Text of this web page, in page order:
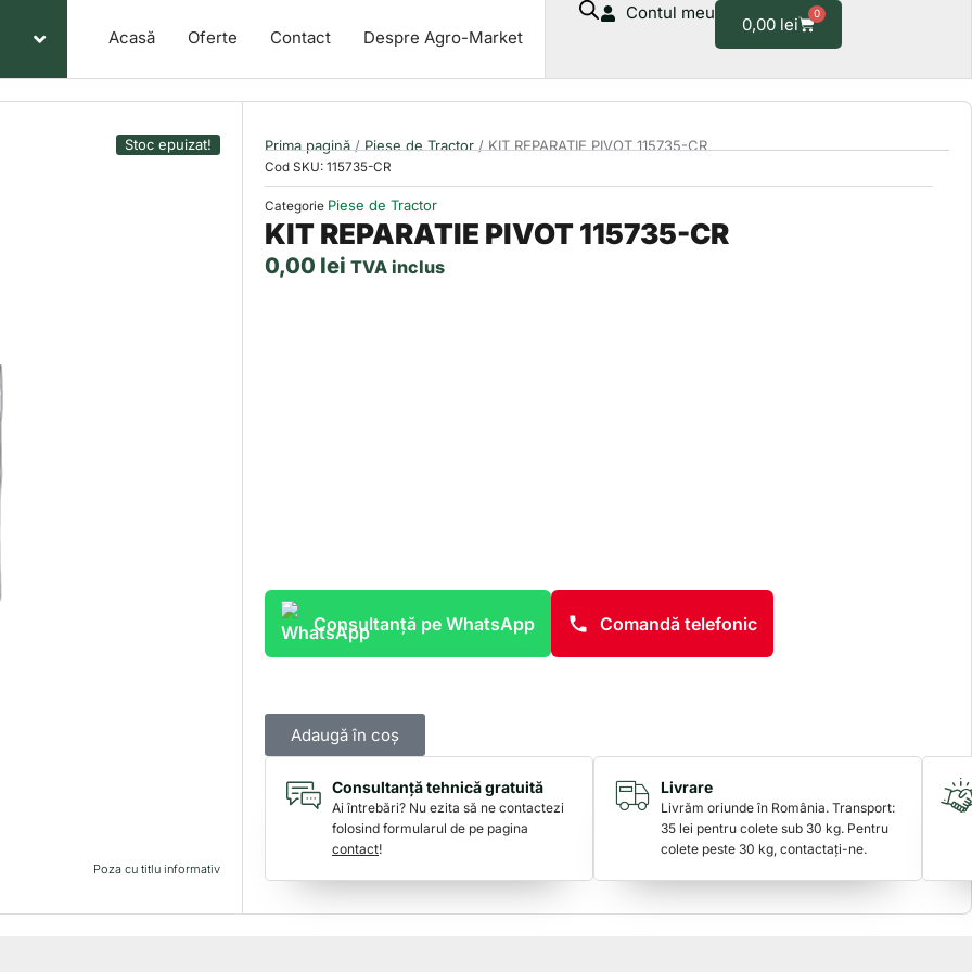
Acasă Oferte Contact Despre Agro-Market
Contul meu
0,00 lei
0
Cart
Stoc epuizat!
Poza cu titlu informativ
Prima pagină / Piese de Tractor / KIT REPARATIE PIVOT 115735-CR
Cod SKU: 115735-CR
Categorie Piese de Tractor
KIT REPARATIE PIVOT 115735-CR
0,00 lei TVA inclus
Consultanță pe WhatsApp Comandă telefonic
Adaugă în coș
Consultanță tehnică gratuită
Ai întrebări? Nu ezita să ne contactezi
folosind formularul de pe pagina
contact!
Livrare
Livrăm oriunde în România. Transport:
35 lei pentru colete sub 30 kg. Pentru
colete peste 30 kg, contactați-ne.